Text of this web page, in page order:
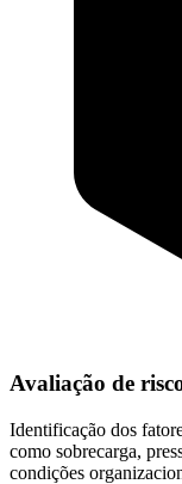
Avaliação de
Identificação dos
como sobrecarga,
condições